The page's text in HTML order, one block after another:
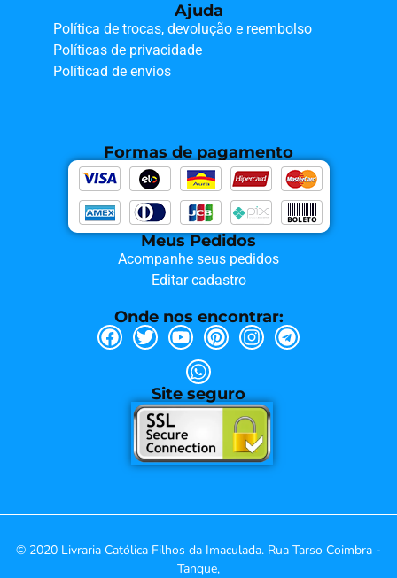
Ajuda
Política de trocas, devolução e reembolso
Políticas de privacidade
Políticad de envios
Formas de pagamento
Meus Pedidos
Acompanhe seus pedidos
Editar cadastro
Onde nos encontrar:
Site seguro
© 2020 Livraria Católica Filhos da Imaculada. Rua Tarso Coimbra -
Tanque,